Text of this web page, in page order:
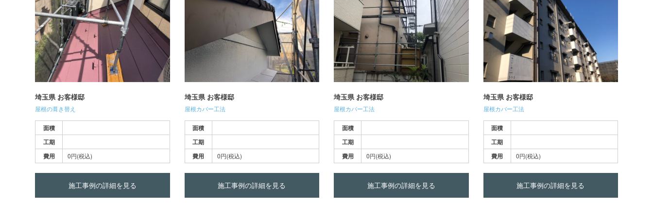
羽村市
葛飾区 西東京市 調布市 豊島区 足立区 青梅市
埼玉県 お客様邸
屋根の葺き替え
面積
工期
費用
0円(税込)
施工事例の詳細を見る
埼玉県 お客様邸
屋根カバー工法
面積
工期
費用
0円(税込)
施工事例の詳細を見る
埼玉県 お客様邸
屋根カバー工法
面積
工期
費用
0円(税込)
施工事例の詳細を見る
埼玉県 お客様邸
屋根カバー工法
面積
工期
費用
0円(税込)
施工事例の詳細を見る